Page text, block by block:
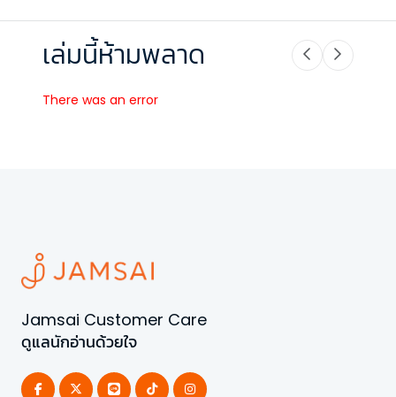
เล่มนี้ห้ามพลาด
There was an error
Jamsai Customer Care
ดูแลนักอ่านด้วยใจ